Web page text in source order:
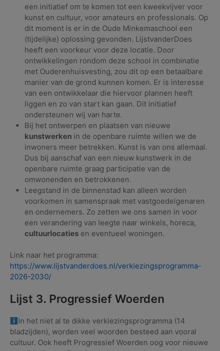
een initiatief om te komen tot een kweekvijver voor
kunst en cultuur, voor amateurs en professionals. Op
dit moment is er in de Oude Minkemaschool een
(tijdelijke) oplossing gevonden. LijstvanderDoes
heeft een voorkeur voor deze locatie. Door
ontwikkelingen rondom deze school in combinatie
met Ouderenhuisvesting, zou dit op een betaalbare
manier van de grond kunnen komen. Er is interesse
van een ontwikkelaar die hiervoor plannen heeft
liggen en zo van start kan gaan. Dit initiatief
ondersteunen wij van harte.
Bij het ontwerpen en plaatsen van nieuwe
kunstwerken in de openbare ruimte willen we de
inwoners meer betrekken. Kunst is van ons allemaal.
Dus bij aanschaf van een nieuw kunstwerk in de
openbare ruimte graag participatie van de
omwonenden en betrokkenen.
Leegstand in de binnenstad kan alleen worden
voorkomen in samenspraak met vastgoedeigenaren
en ondernemers. Zo zetten we ons samen in voor
een verandering van leegte naar winkels, horeca,
cultuurlocaties en eventueel woningen.
Link naar het programma:
https://www.lijstvanderdoes.nl/verkiezingsprogramma-
2026-2030/
Lijst 3. Progressief Woerden
In het niet al te dikke verkiezingsprogramma (14
bladzijden), worden veel woorden besteed aan vooral
cultuur. Ook heeft Progressief Woerden oog voor nieuwe